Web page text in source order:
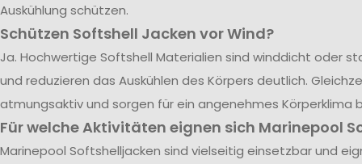
Auskühlung schützen.
Schützen Softshell Jacken vor Wind?
Ja. Hochwertige Softshell Materialien sind winddicht oder
und reduzieren das Auskühlen des Körpers deutlich.
atmungsaktiv und sorgen für ein angenehmes Körperklima
Für welche Aktivitäten eignen sich Marinepool
Marinepool Softshelljacken sind vielseitig einsetzbar und